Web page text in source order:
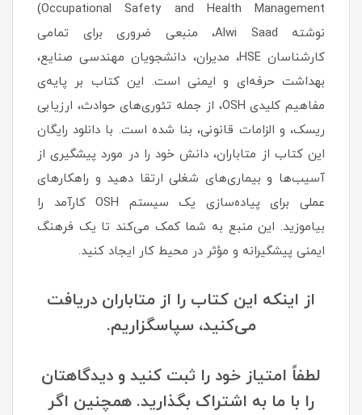
Occupational Safety and Health Management)
نوشته Alwi Saad، منبعی ضروری برای تمامی
کارشناسان HSE، مدیران، دانشجویان مهندسی صنایع،
بهداشت حرفه‌ای و ایمنی است. این کتاب بر پایه‌ی
مفاهیم کلیدی OSH، از جمله تئوری‌های حوادث، ارزیابی
ریسک، و الزامات قانونی، بنا شده است. با دانلود رایگان
این کتاب از متاباران، دانش خود را در مورد پیشگیری از
آسیب‌ها و بیماری‌های شغلی ارتقا دهید و راهکارهای
عملی برای پیاده‌سازی یک سیستم OSH کارآمد را
بیاموزید. این منبع به شما کمک می‌کند تا یک فرهنگ
ایمنی پیشگیرانه و مؤثر در محیط کار ایجاد کنید.
از اینکه این کتاب را از متاباران دریافت
می‌کنید، سپاسگزاریم.
لطفاً امتیاز خود را ثبت کنید و دیدگاهتان
را با ما به اشتراک بگذارید. همچنین اگر